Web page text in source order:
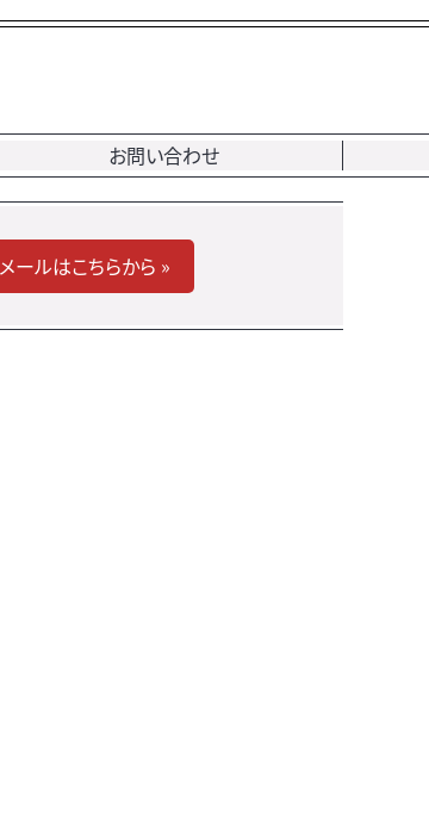
お問い合わせ
メールはこちらから »